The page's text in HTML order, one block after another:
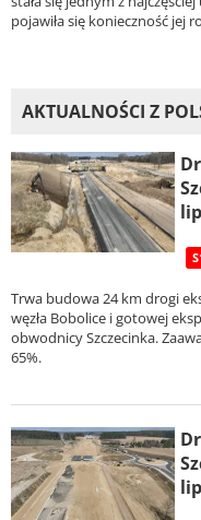
pojawiła się konieczność jej
AKTUALNOŚCI Z
Trwa budowa 24 km drogi
węzła Bobolice i gotowej
obwodnicy Szczecinka.
65%.